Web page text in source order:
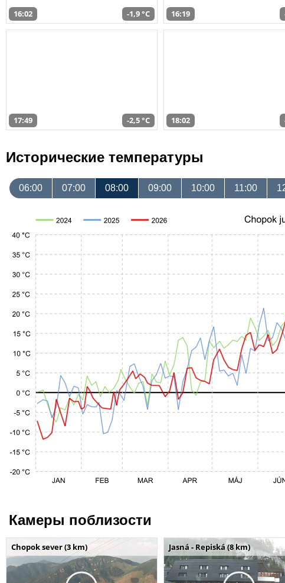
16:02 -1,9 °C 16:19
17:49 -2,5 °C 18:02
Исторические температуры
06:00 07:00 08:00 09:00 10:00 11:00
Камеры поблизости
Chopok sever (3 km) Jasná - Repiská (8 km)